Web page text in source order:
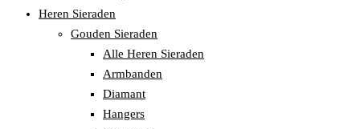
Heren Sieraden
Gouden Sieraden
Alle Heren Sieraden
Armbanden
Diamant
Hangers